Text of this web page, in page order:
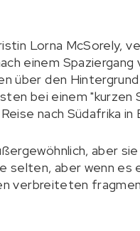
Lorna McSorely,
einem Spaziergang
über den
bei einem
nach Südafrika
aber
selten, aber wenn es
verbreiteten